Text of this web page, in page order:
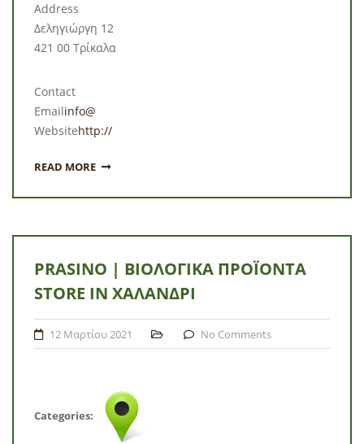
Address
Δεληγιώργη 12
421 00 Τρίκαλα
Contact
Emailinfo@
Websitehttp://
READ MORE
PRASINO | ΒΙΟΛΟΓΙΚΆ ΠΡΟΪΌΝΤΑ
STORE IN ΧΑΛΆΝΔΡΙ
12 Μαρτίου 2021 No Comments
Categories: